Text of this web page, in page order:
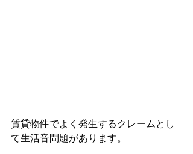
賃貸物件でよく発生するクレームとし
て生活音問題があります。